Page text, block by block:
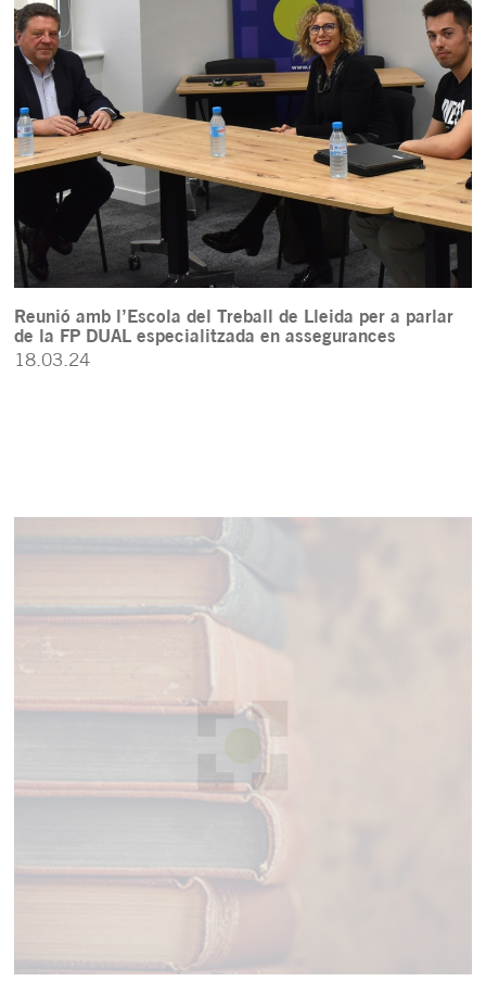
Reunió amb l’Escola del Treball de Lleida per a parlar
de la FP DUAL especialitzada en assegurances
18.03.24